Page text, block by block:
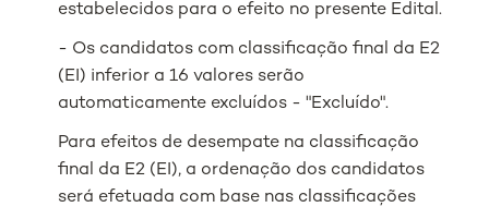
estabelecidos para o efeito no presente Edital.
- Os candidatos com classificação final da E2
(EI) inferior a 16 valores serão
automaticamente excluídos - "Excluído".
Para efeitos de desempate na classificação
final da E2 (EI), a ordenação dos candidatos
será efetuada com base nas classificações